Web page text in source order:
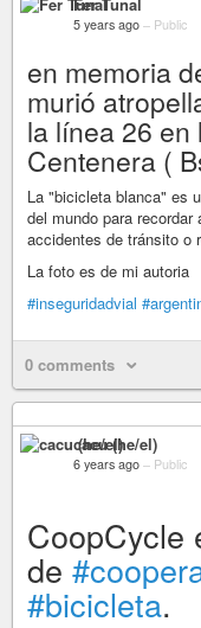
5 years ago – Public
en memoria
murió
la línea 26 en
Centenera (
La "bicicleta blanca" es
del mundo para
accidentes de tránsito o
La foto es de mi autoria
#inseguridadvial
0 comments
cacu (he/el)
6 years ago – Public
CoopCycle
de
#bicicleta.